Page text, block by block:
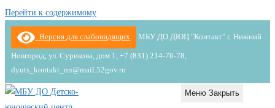
Перейти к содержимому
Версия для слабовидящих МБУ ДО ДЮЦ "Контакт" г. Нижний
Новгород, ул. Сурикова, дом 1, +7 (831) 214-76-78,
dyuts_kontakt_nn@mail.52gov.ru
Меню Закрыть